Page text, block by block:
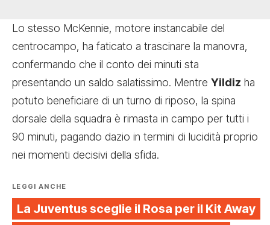
Lo stesso McKennie, motore instancabile del
centrocampo, ha faticato a trascinare la manovra,
confermando che il conto dei minuti sta
presentando un saldo salatissimo. Mentre Yildiz ha
potuto beneficiare di un turno di riposo, la spina
dorsale della squadra è rimasta in campo per tutti i
90 minuti, pagando dazio in termini di lucidità proprio
nei momenti decisivi della sfida.
LEGGI ANCHE
La Juventus sceglie il Rosa per il Kit Away